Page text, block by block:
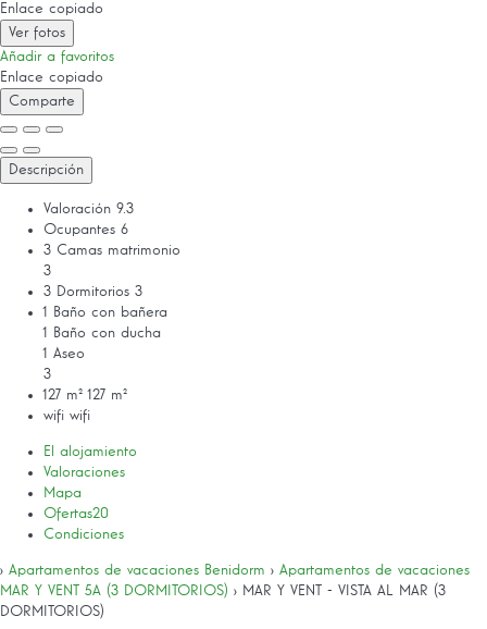
Enlace copiado
Ver fotos
Añadir a favoritos
Enlace copiado
Comparte
Descripción
Valoración 9.3
Ocupantes 6
3 Camas matrimonio
3
3 Dormitorios 3
1 Baño con bañera
1 Baño con ducha
1 Aseo
3
127 m² 127 m²
wifi wifi
El alojamiento
Valoraciones
Mapa
Ofertas20
Condiciones
› Apartamentos de vacaciones Benidorm › Apartamentos de vacaciones
MAR Y VENT 5A (3 DORMITORIOS) › MAR Y VENT - VISTA AL MAR (3
DORMITORIOS)